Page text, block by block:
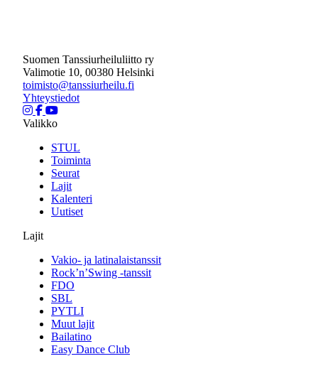
Suomen Tanssiurheiluliitto ry
Valimotie 10, 00380 Helsinki
toimisto@tanssiurheilu.fi
Yhteystiedot
Valikko
STUL
Toiminta
Seurat
Lajit
Kalenteri
Uutiset
Lajit
Vakio- ja latinalaistanssit
Rock’n’Swing -tanssit
FDO
SBL
PYTLI
Muut lajit
Bailatino
Easy Dance Club